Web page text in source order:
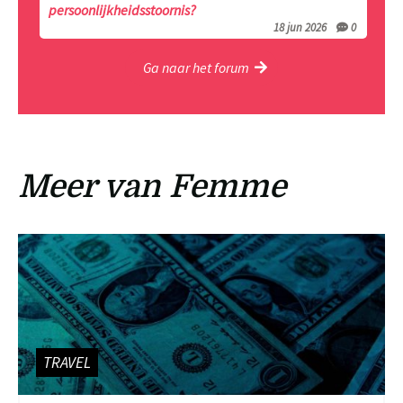
persoonlijkheidsstoornis?
18 jun 2026 0
Ga naar het forum
Meer van Femme
TRAVEL